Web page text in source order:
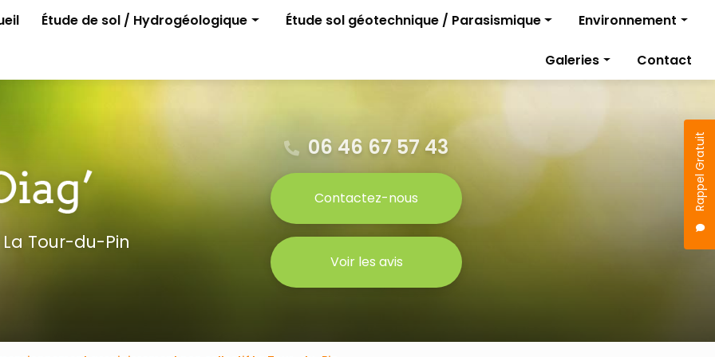
Rappel Gratuit
Étude de sol / Hydrogéologique
Permis d'aménager
Étude sol géotechnique / Parasismique
G2 avant projet
Étude G0
Environnement
Diagnostics
Gestion des travaux
Galeries Contact
Tour-du-Pin
06 46 67 57 43
Contactez-nous
Voir les avis